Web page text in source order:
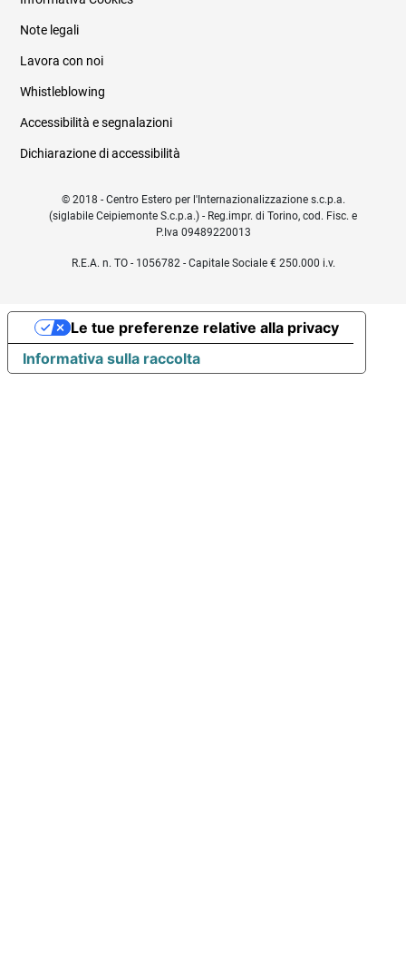
Note legali
Lavora con noi
Whistleblowing
Accessibilità e segnalazioni
Dichiarazione di accessibilità
© 2018 - Centro Estero per l'Internazionalizzazione s.c.p.a.
(siglabile Ceipiemonte S.c.p.a.) - Reg.impr. di Torino, cod. Fisc. e
P.Iva 09489220013
R.E.A. n. TO - 1056782 - Capitale Sociale € 250.000 i.v.
Informativa sulla raccolta
Le tue preferenze relative alla privacy